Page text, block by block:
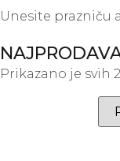
Unesite prazniču
Prikazano je svih